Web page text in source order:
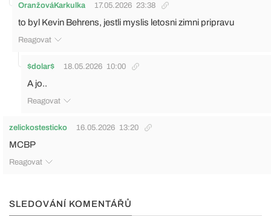
OranžováKarkulka 17.05.2026 23:38
to byl Kevin Behrens, jestli myslis letosni zimni pripravu
Reagovat
$dolar$ 18.05.2026 10:00
A jo..
Reagovat
zelickostesticko 16.05.2026 13:20
MCBP
Reagovat
SLEDOVÁNÍ KOMENTÁŘŮ